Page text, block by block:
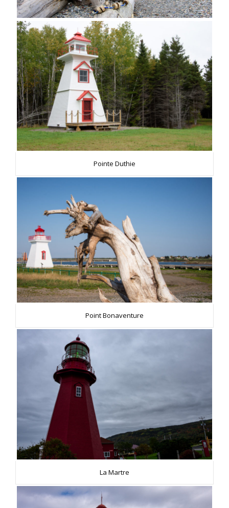
Pointe Duthie
Point Bonaventure
La Martre